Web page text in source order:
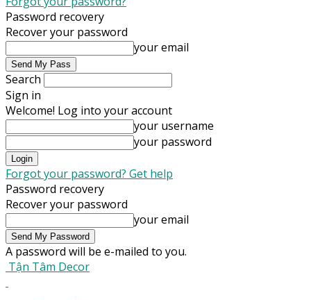
Password recovery
Recover your password
your email
Search
Sign in
Welcome! Log into your account
your username
your password
Forgot your password? Get help
Password recovery
Recover your password
your email
A password will be e-mailed to you.
Tận Tâm Decor